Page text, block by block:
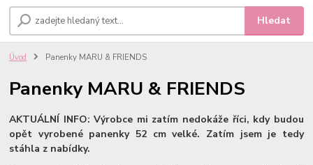
Hledat
Úvod Panenky MARU & FRIENDS
Panenky MARU & FRIENDS
AKTUÁLNÍ INFO: Výrobce mi zatím nedokáže říci, kdy budou
opět vyrobené panenky 52 cm velké. Zatím jsem je tedy
stáhla z nabídky.